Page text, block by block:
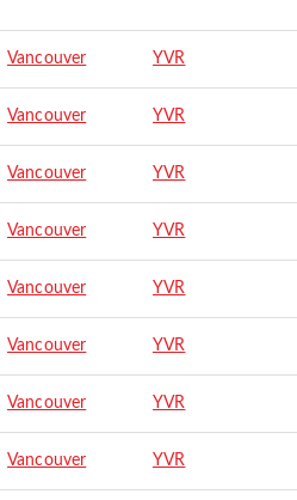
Vancouver YVR
Vancouver YVR
Vancouver YVR
Vancouver YVR
Vancouver YVR
Vancouver YVR
Vancouver YVR
Vancouver YVR